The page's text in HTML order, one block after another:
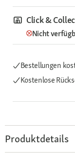
Click &
Nicht
Bestellungen
Kostenlose
Produktdetails